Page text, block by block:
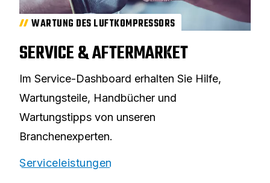
WARTUNG DES LUFTKOMPRESSORS
SERVICE & AFTERMARKET
Im Service-Dashboard erhalten Sie Hilfe,
Wartungsteile, Handbücher und
Wartungstipps von unseren
Branchenexperten.
Serviceleistungen